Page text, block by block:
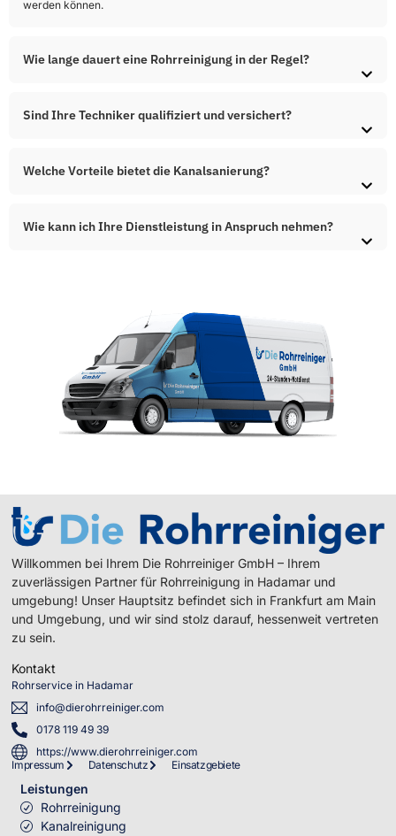
werden können.
Wie lange dauert eine Rohrreinigung in der Regel?
Sind Ihre Techniker qualifiziert und versichert?
Welche Vorteile bietet die Kanalsanierung?
Wie kann ich Ihre Dienstleistung in Anspruch nehmen?
Willkommen bei Ihrem Die Rohrreiniger GmbH – Ihrem
zuverlässigen Partner für Rohrreinigung in Hadamar und
umgebung! Unser Hauptsitz befindet sich in Frankfurt am Main
und Umgebung, und wir sind stolz darauf, hessenweit vertreten
zu sein.
Kontakt
Rohrservice in Hadamar
info@dierohrreiniger.com
0178 119 49 39
https://www.dierohrreiniger.com
Impressum
Datenschutz Einsatzgebiete
Leistungen
Rohrreinigung
Kanalreinigung